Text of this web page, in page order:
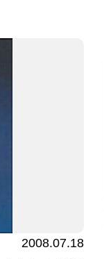
2008.07.18